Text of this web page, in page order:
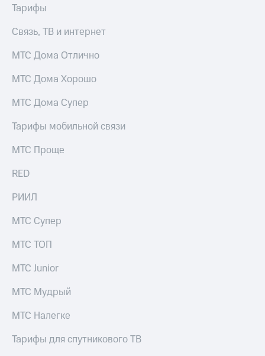
Тарифы
Связь, ТВ и интернет
МТС Дома Отлично
МТС Дома Хорошо
МТС Дома Супер
Тарифы мобильной связи
МТС Проще
RED
РИИЛ
МТС Супер
МТС ТОП
МТС Junior
МТС Мудрый
МТС Налегке
Тарифы для спутникового ТВ